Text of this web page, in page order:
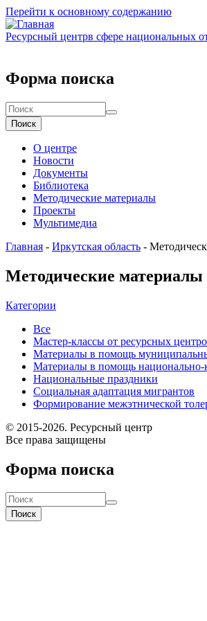
Перейти к основному содержанию
Ресурсный центрв сфере национальных
Форма поиска
Поиск
О центре
Новости
Документы
Библиотека
Методические материалы
Проекты
Мультимедиа
Главная - Иркутская область -
Методические материалы
Категории
Все
Мастер-классы от ресурсных
Материалы в помощь
Материалы в помощь национально-
Национальные праздники
Социальная адаптация мигрантов
Формирование межэтнической
© 2015-2026. Ресурсный центр
Все права защищены
Форма поиска
Поиск